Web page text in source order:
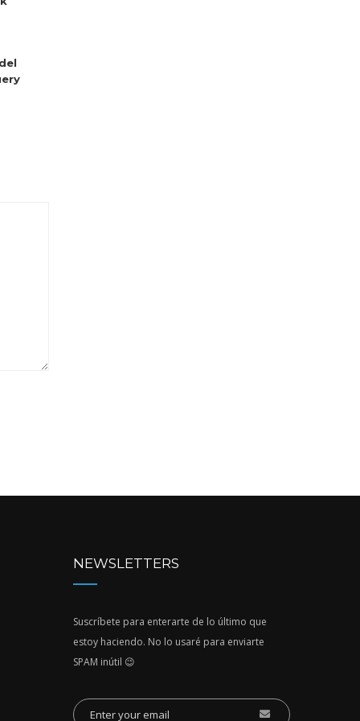
NEWSLETTERS
Suscríbete para enterarte de lo último que
estoy haciendo. No lo usaré para enviarte
SPAM inútil 😉